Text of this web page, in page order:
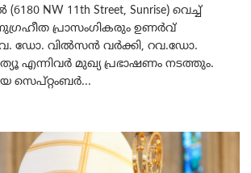
NW 11th Street, Sunrise) വെച്ച്
പ്രാസംഗികരും ഉണർവ്
ഡോ. വിൽസൻ വർക്കി, റവ.ഡോ.
എന്നിവർ മുഖ്യ പ്രഭാഷണം നടത്തും.
സെപ്റ്റംബർ...